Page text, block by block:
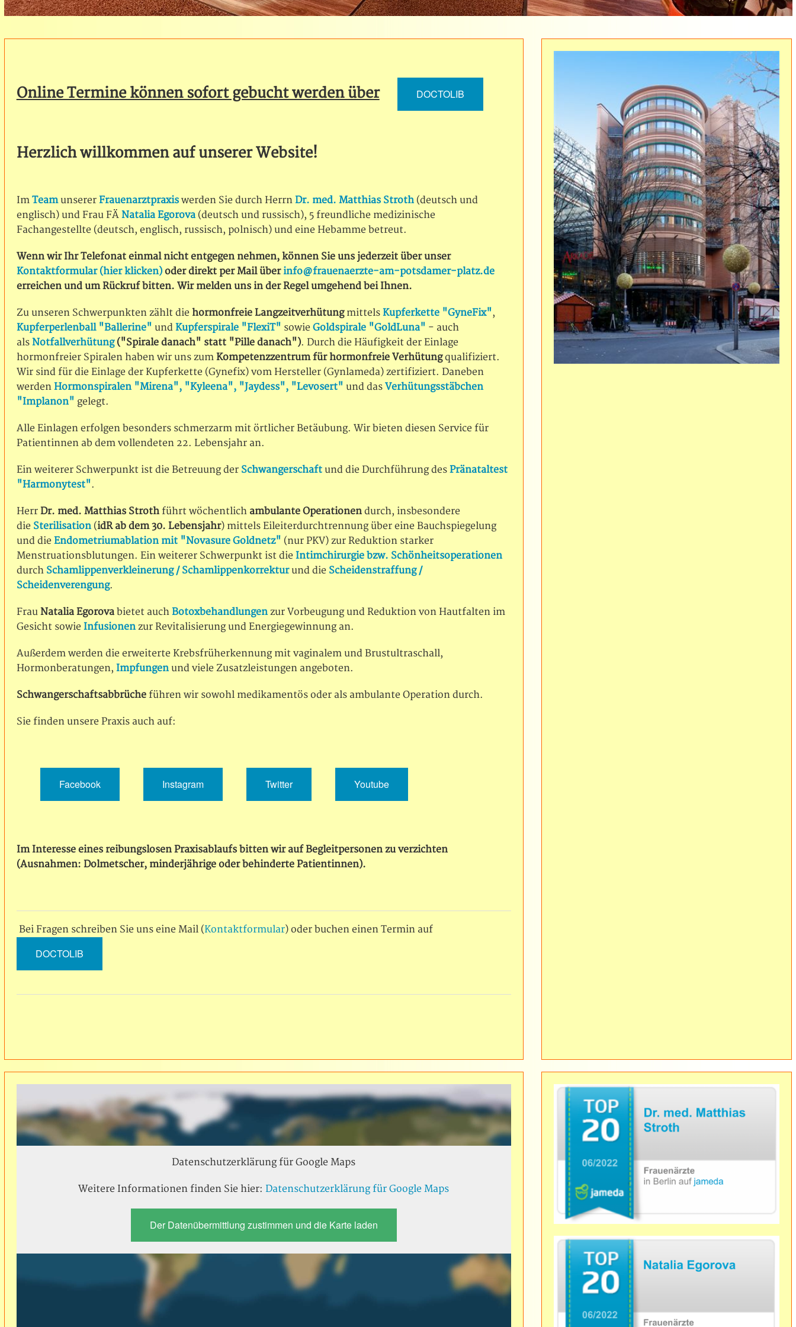
Online Termine können sofort gebucht werden über DOCTOLIB
Herzlich willkommen auf unserer Website!
Im Teamunserer Frauenarztpraxiswerden Sie durch Herrn Dr. med. Matthias Stroth (deutsch und
englisch) und Frau FÄ Natalia Egorova(deutsch und russisch), 5 freundliche medizinische
Fachangestellte (deutsch, englisch, russisch, polnisch) und eine Hebamme betreut.
Wenn wir Ihr Telefonat einmal nicht entgegen nehmen, können Sie uns jederzeit über unser
Kontaktformular (hier klicken)oder direkt per Mail überinfo@frauenaerzte-am-potsdamer-platz.de
erreichen und um Rückruf bitten. Wir melden uns in der Regel umgehend bei Ihnen.
Zu unseren Schwerpunkten zählt die hormonfreie Langzeitverhütung mittels Kupferkette "GyneFix",
Kupferperlenball "Ballerine" und Kupferspirale "FlexiT" sowie Goldspirale "GoldLuna" - auch
als Notfallverhütung("Spirale danach" statt "Pille danach"). Durch die Häufigkeit der Einlage
hormonfreier Spiralen haben wir uns zum Kompetenzzentrum für hormonfreie Verhütungqualifiziert.
Wir sind für die Einlage der Kupferkette (Gynefix) vom Hersteller (Gynlameda) zertifiziert. Daneben
werden Hormonspiralen "Mirena", "Kyleena", "Jaydess", "Levosert" und das Verhütungsstäbchen
"Implanon" gelegt.
Alle Einlagen erfolgen besonders schmerzarm mit örtlicher Betäubung. Wir bieten diesen Service für
Patientinnen ab dem vollendeten 22. Lebensjahr an.
Ein weiterer Schwerpunkt ist die Betreuung der Schwangerschaftund die Durchführung des Pränataltest
"Harmonytest".
Herr Dr. med. Matthias Strothführt wöchentlich ambulante Operationendurch, insbesondere
die Sterilisation(idR ab dem 30. Lebensjahr) mittels Eileiterdurchtrennung über eine Bauchspiegelung
und die Endometriumablation mit "Novasure Goldnetz" (nur PKV) zur Reduktion starker
Menstruationsblutungen. Ein weiterer Schwerpunkt ist die Intimchirurgie bzw. Schönheitsoperationen
durch Schamlippenverkleinerung / Schamlippenkorrekturund die Scheidenstraffung /
Scheidenverengung.
Frau Natalia Egorovabietet auch Botoxbehandlungen zur Vorbeugung und Reduktion von Hautfalten im
Gesicht sowie Infusionenzur Revitalisierung und Energiegewinnung an.
Außerdem werden die erweiterte Krebsfrüherkennung mit vaginalem und Brustultraschall,
Hormonberatungen, Impfungenund viele Zusatzleistungen angeboten.
Schwangerschaftsabbrücheführen wir sowohl medikamentös oder als ambulante Operation durch.
Sie finden unsere Praxis auch auf:
Facebook Instagram Twitter Youtube
Im Interesse eines reibungslosen Praxisablaufs bitten wir auf Begleitpersonen zu verzichten
(Ausnahmen: Dolmetscher, minderjährige oder behinderte Patientinnen).
Bei Fragen schreiben Sie uns eine Mail (Kontaktformular) oder buchen einen Termin auf
DOCTOLIB
Datenschutzerklärung für Google Maps
Weitere Informationen finden Sie hier:Datenschutzerklärung für Google Maps
Der Datenübermittlung zustimmen und die Karte laden